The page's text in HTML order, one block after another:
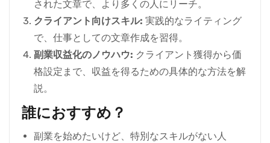
された文章で、より多くの人にリーチ。
クライアント向けスキル: 実践的なライティング
で、仕事としての文章作成を習得。
副業収益化のノウハウ: クライアント獲得から価
格設定まで、収益を得るための具体的な方法を解
説。
誰におすすめ？
副業を始めたいけど、特別なスキルがない人